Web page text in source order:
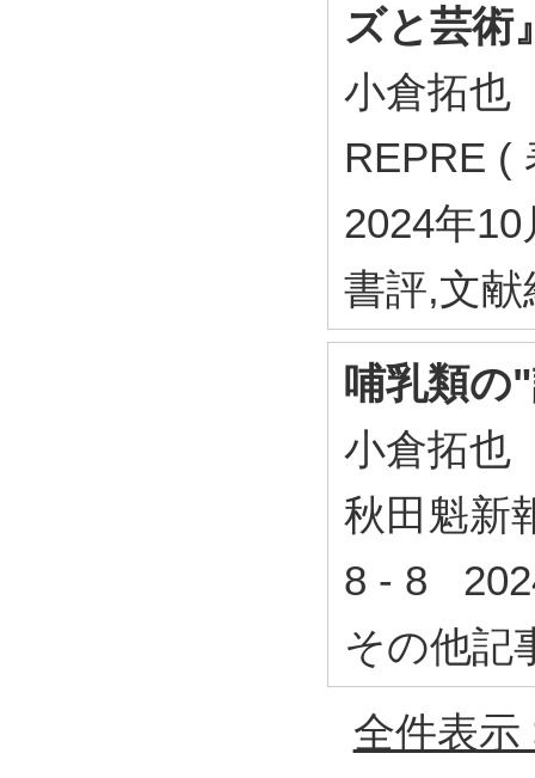
ズと芸術
小倉拓也
REPRE
2024年10
書評,文
哺乳類の
小倉拓也
秋田魁新
8 - 8
その他
全件表示